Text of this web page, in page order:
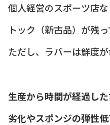
個人経営のスポーツ店
トック（新古品）が残
ただし、ラバーは鮮度が
生産から時間が経過し
劣化やスポンジの弾性